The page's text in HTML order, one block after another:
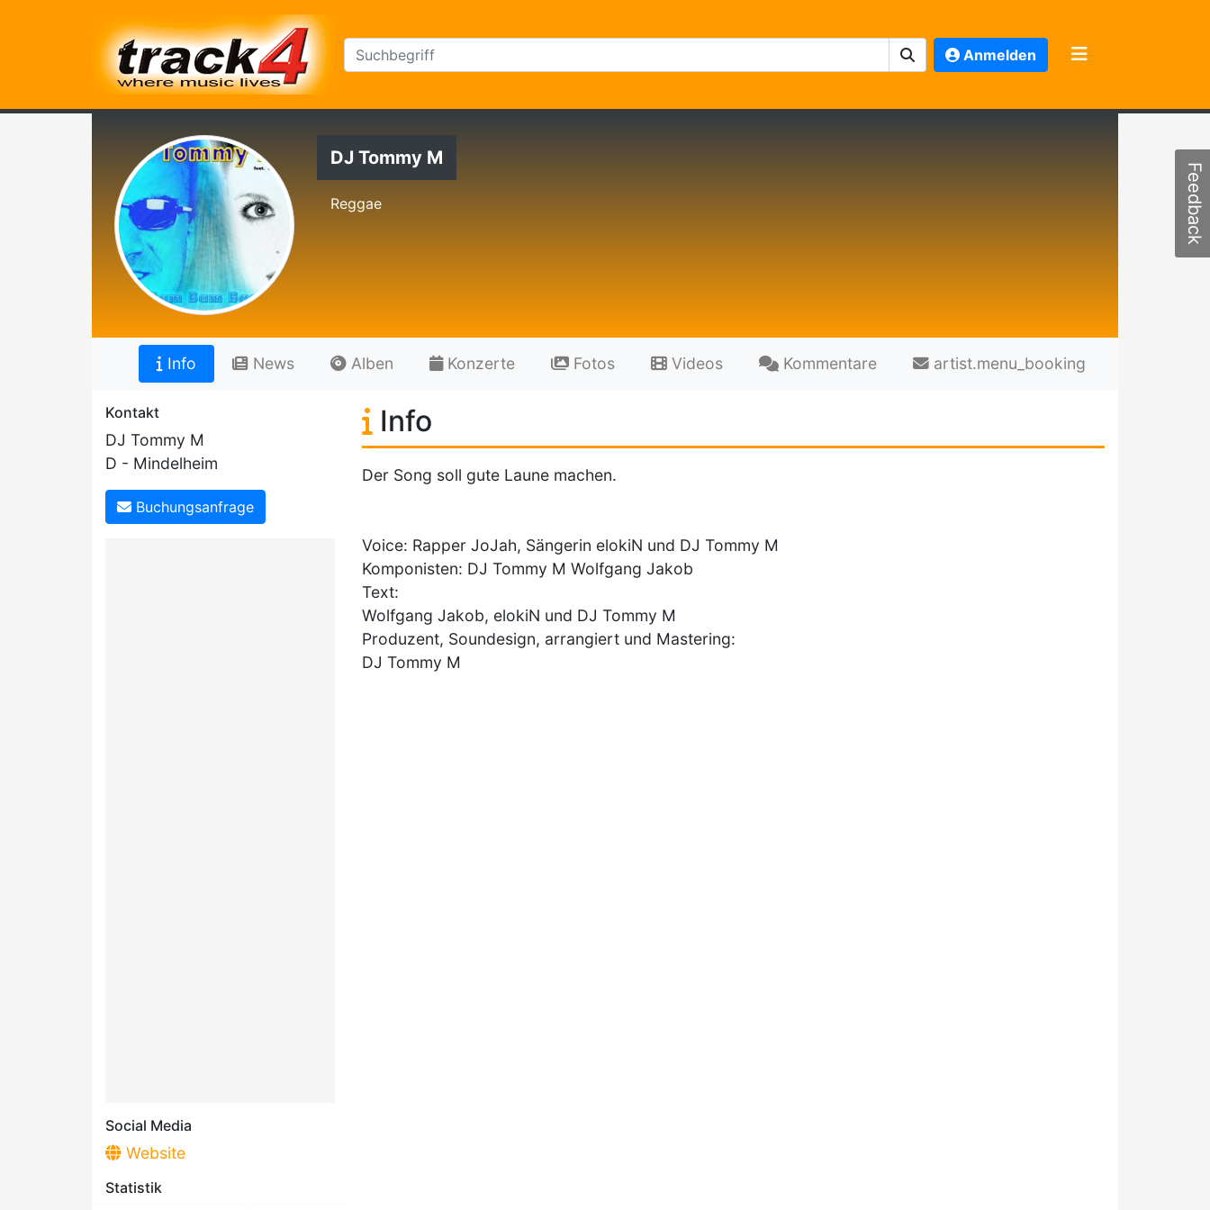
Anmelden
DJ Tommy M
Reggae
Info News Alben Konzerte Fotos Videos Kommentare artist.menu_booking
Kontakt
DJ Tommy M
D - Mindelheim
Buchungsanfrage
Social Media
Website
Statistik
Info
Der Song soll gute Laune machen.
Voice: Rapper JoJah, Sängerin elokiN und DJ Tommy M
Komponisten: DJ Tommy M Wolfgang Jakob
Text:
Wolfgang Jakob, elokiN und DJ Tommy M
Produzent, Soundesign, arrangiert und Mastering:
DJ Tommy M
Feedback